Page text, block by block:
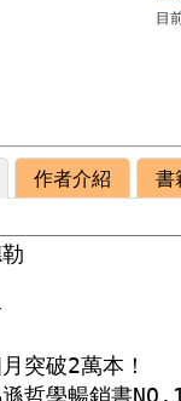
目
作者介紹 書